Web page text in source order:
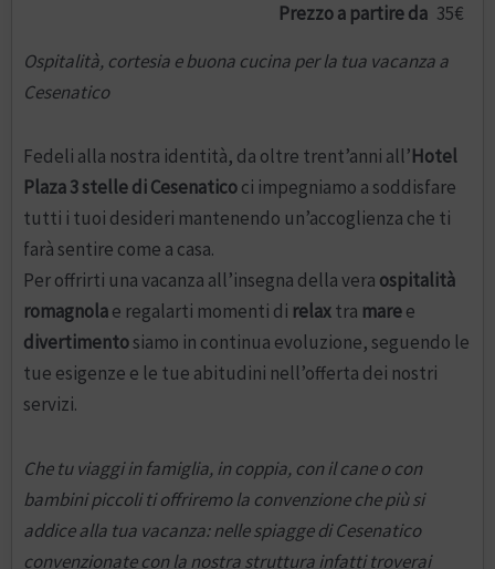
Prezzo a partire da 35€
Ospitalità, cortesia e buona cucina per la tua vacanza a
Cesenatico
Fedeli alla nostra identità, da oltre trent’anni all’Hotel
Plaza 3 stelle di Cesenaticoci impegniamo a soddisfare
tutti i tuoi desideri mantenendo un’accoglienza che ti
farà sentire come a casa.
Per offrirti una vacanza all’insegna della vera ospitalità
romagnolae regalarti momenti di relaxtra maree
divertimentosiamo in continua evoluzione, seguendo le
tue esigenze e le tue abitudini nell’offerta dei nostri
servizi.
Che tu viaggi in famiglia, in coppia, con il cane o con
bambini piccoli ti offriremo la convenzione che più si
addice alla tua vacanza: nelle spiagge di Cesenatico
convenzionate con la nostra struttura infatti troverai